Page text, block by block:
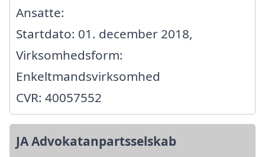
Ansatte:
Startdato: 01. december 2018,
Virksomhedsform:
Enkeltmandsvirksomhed
CVR: 40057552
JA Advokatanpartsselskab